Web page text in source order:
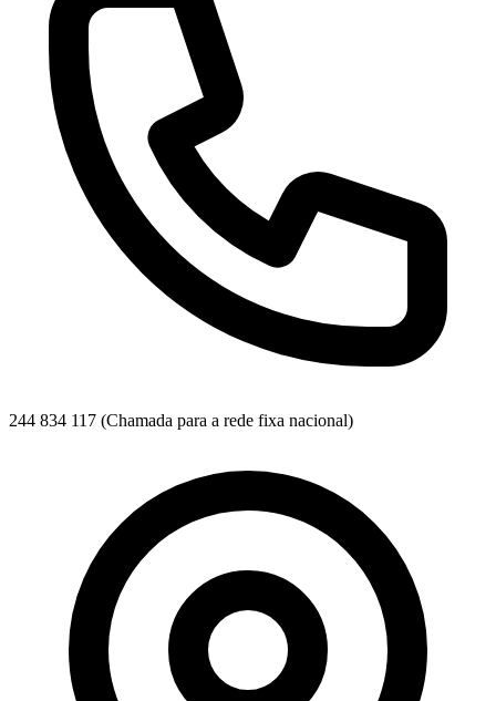
244 834 117 (Chamada para a rede fixa nacional)